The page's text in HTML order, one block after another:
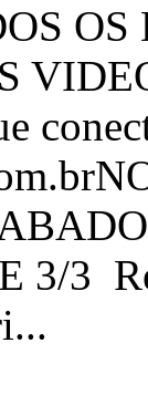
3/3